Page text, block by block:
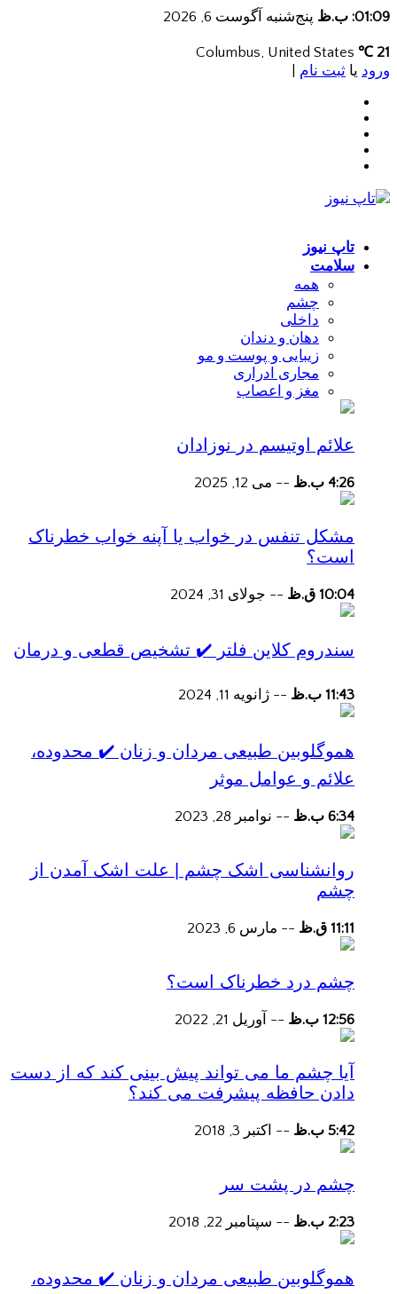
01:09: ب.ظ پنج‌شنبه آگوست 6, 2026
21 ℃
ورود یا ثبت نام
تاپ نیوز
سلامت
همه
چشم
داخلی
دهان و دندان
زیبایی و پوست و مو
مجاری ادراری
مغز و اعصاب
علائم اوتیسم در نوزادان
4:26 ب.ظ -- می 12, 2025
مشکل تنفس در خواب یا آپنه خواب خطرناک
است؟
10:04 ق.ظ -- جولای 31, 2024
سندروم کلاین فلتر ✔️ تشخیص قطعی و درمان
11:43 ب.ظ -- ژانویه 11, 2024
هموگلوبین طبیعی مردان و زنان ✔️ محدوده،
علائم و عوامل موثر
6:34 ب.ظ -- نوامبر 28, 2023
روانشناسی اشک چشم | علت اشک آمدن از
چشم
11:11 ق.ظ -- مارس 6, 2023
چشم درد خطرناک است؟
12:56 ب.ظ -- آوریل 21, 2022
آیا چشم ما می تواند پیش بینی کند که از دست
دادن حافظه پیشرفت می کند؟
5:42 ب.ظ -- اکتبر 3, 2018
چشم در پشت سر
2:23 ب.ظ -- سپتامبر 22, 2018
هموگلوبین طبیعی مردان و زنان ✔️ محدوده،